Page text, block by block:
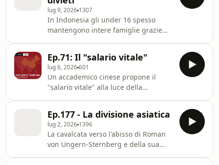
choices. Visit
megaphone.fm/adchoices
lug 9, 2026 1307
In Indonesia gli under 16 spesso
mantengono intere famiglie grazie
paese non occidentale a imporre
restrizioni sull'accesso ai social media
per gli under 16. Learn more about
your ad choices. Visit
megaphone.fm/adchoices
Ep.71: Il "salario vitale"
lug 6, 2026601
Un accademico cinese propone il
"salario vitale" alla luce della
reddito di base e pensione non
contributiva Learn more about your
ad choices. Visit
megaphone.fm/adchoices
Ep.177 - La divisione asiatica
lug 2, 2026 1396
La cavalcata verso l'abisso di Roman
von Ungern-Sternberg e della sua